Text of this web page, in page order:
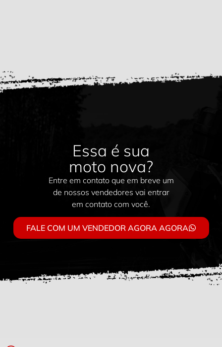
Essa é sua
moto nova?
Entre em contato que em breve um
de nossos vendedores vai entrar
em contato com você.
FALE COM UM VENDEDOR AGORA AGORA